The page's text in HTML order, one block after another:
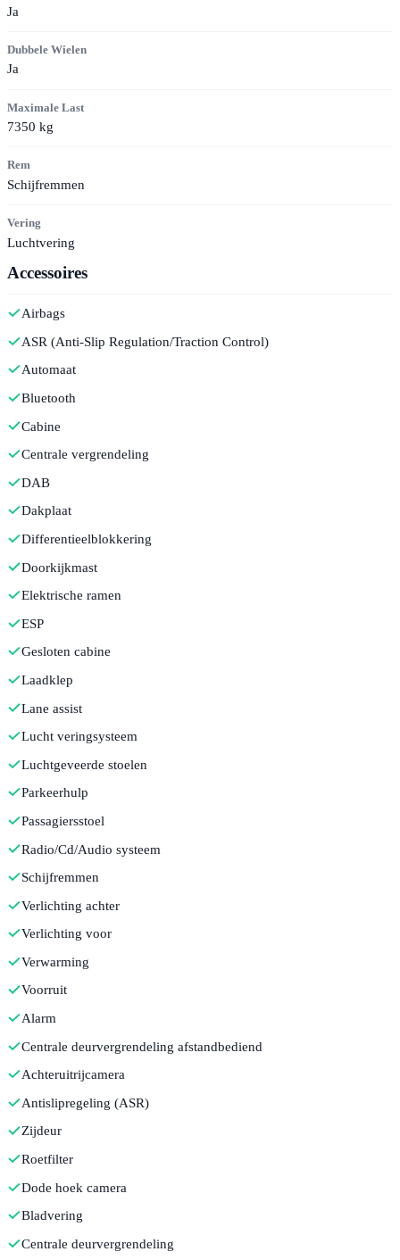
Ja
Dubbele Wielen
Ja
Maximale Last
7350 kg
Rem
Schijfremmen
Vering
Luchtvering
Accessoires
Airbags
ASR (Anti-Slip Regulation/Traction Control)
Automaat
Bluetooth
Cabine
Centrale vergrendeling
DAB
Dakplaat
Differentieelblokkering
Doorkijkmast
Elektrische ramen
ESP
Gesloten cabine
Laadklep
Lane assist
Lucht veringsysteem
Luchtgeveerde stoelen
Parkeerhulp
Passagiersstoel
Radio/Cd/Audio systeem
Schijfremmen
Verlichting achter
Verlichting voor
Verwarming
Voorruit
Alarm
Centrale deurvergrendeling afstandbediend
Achteruitrijcamera
Antislipregeling (ASR)
Zijdeur
Roetfilter
Dode hoek camera
Bladvering
Centrale deurvergrendeling